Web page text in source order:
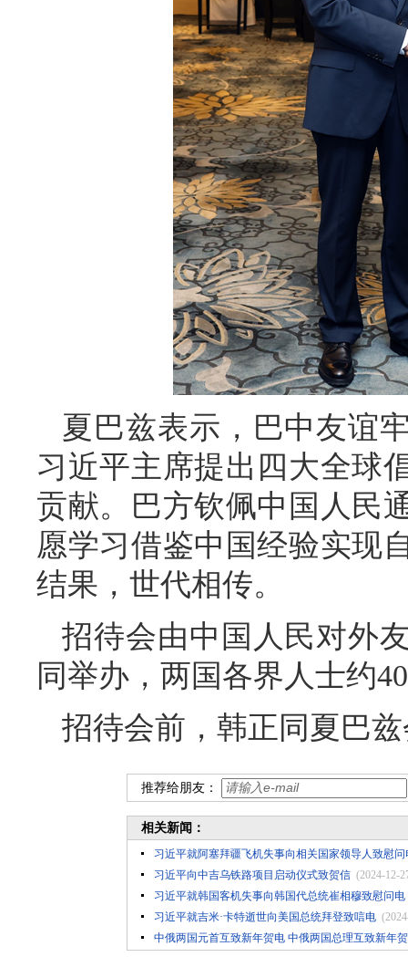
夏巴兹表示，巴中友谊
习近平主席提出四大全球
贡献。巴方钦佩中国人民
愿学习借鉴中国经验实现
结果，世代相传。
招待会由中国人民对外
同举办，两国各界人士约
招待会前，韩正同夏巴
推荐给朋友：
相关新闻：
习近平就阿塞拜疆飞机失事向相关国家领导人致慰问
习近平向中吉乌铁路项目启动仪式致贺信 (2024-12-
习近平就韩国客机失事向韩国代总统崔相穆致慰问电
习近平就吉米·卡特逝世向美国总统拜登致唁电
中俄两国元首互致新年贺电 中俄两国总理互致新年